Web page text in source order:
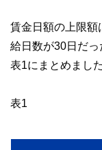
賃金日額の上限額
給日数が30日だ
表1にまとめました
表1